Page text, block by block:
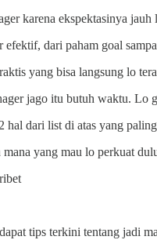
karena ekspektasinya
efektif, dari paham goal
yang bisa langsung lo
jago itu butuh waktu. Lo
hal dari list di atas yang
yang mau lo perkuat
tips terkini tentang jadi